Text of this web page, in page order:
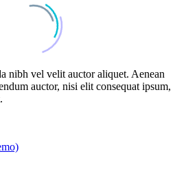
nibh vel velit auctor aliquet. Aenean
auctor, nisi elit consequat ipsum,